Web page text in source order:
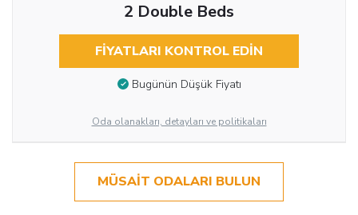
2 Double Beds
FIYATLARI KONTROL EDIN
Bugünün Düşük Fiyatı
Oda olanakları, detayları ve politikaları
MÜSAIT ODALARI BULUN